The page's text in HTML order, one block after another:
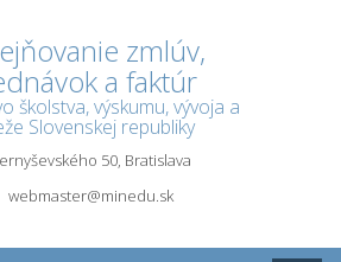
zmlúv,
a faktúr
školstva, výskumu, vývoja a
Slovenskej republiky
50, Bratislava
webmaster@minedu.sk